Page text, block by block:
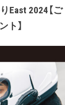
East 2024【ご
ト】